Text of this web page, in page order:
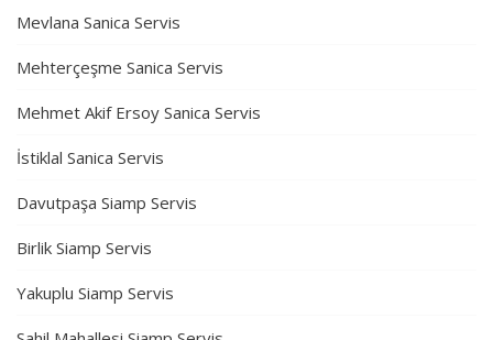
Mevlana Sanica Servis
Mehterçeşme Sanica Servis
Mehmet Akif Ersoy Sanica Servis
İstiklal Sanica Servis
Davutpaşa Siamp Servis
Birlik Siamp Servis
Yakuplu Siamp Servis